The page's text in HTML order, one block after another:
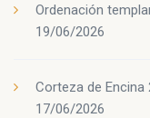
Ordenación
19/06/2026
Corteza de Encina
17/06/2026